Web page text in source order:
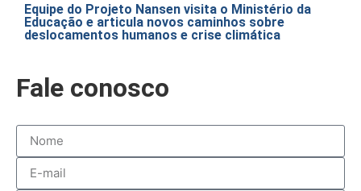
Equipe do Projeto Nansen visita o Ministério da
Educação e articula novos caminhos sobre
deslocamentos humanos e crise climática
Fale conosco